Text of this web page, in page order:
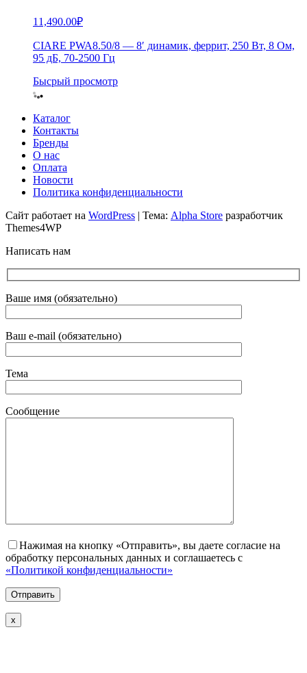
11,490.00₽
CIARE PWA8.50/8 — 8′ динамик, феррит, 250 Вт, 8 Ом,
95 дБ, 70-2500 Гц
Бысрый просмотр
Каталог
Контакты
Бренды
О нас
Оплата
Новости
Политика конфиденциальности
Сайт работает на WordPress | Тема: Alpha Store разработчик
Themes4WP
Написать нам
Ваше имя (обязательно)
Ваш e-mail (обязательно)
Тема
Сообщение
Нажимая на кнопку «Отправить», вы даете согласие на
обработку персональных данных и соглашаетесь с
«Политикой конфиденциальности»
х